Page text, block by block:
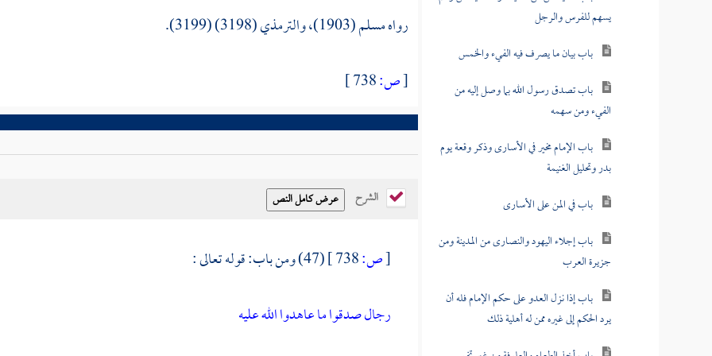
يسهم للفرس والرجل
باب بيان ما يصرف فيه الفيء والخمس
باب تصدق رسول الله بما وصل إليه من
الفيء ومن سهمه
باب الإمام مخير في الأسارى وذكر وقعة يوم
بدر وتحليل الغنيمة
باب في المن على الأسارى
باب إجلاء اليهود والنصارى من المدينة ومن
جزيرة العرب
باب إذا نزل العدو على حكم الإمام فله أن
يرد الحكم إلى غيره ممن له أهلية ذلك
رواه مسلم (1903)، والترمذي (3198) (3199).
[ص:
الشرح
[ص:
(47) ومن باب: قوله تعالى :
رجال صدقوا ما عاهدوا الله عليه